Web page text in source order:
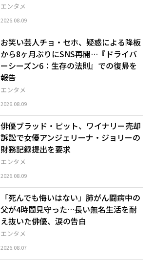
エンタメ
2026.08.09
エンタメ
お笑い芸人チョ・セホ、疑惑による降板
から8ヶ月ぶりにSNS再開…『ドライバ
ーシーズン6：生存の法則』での復帰を
報告
2026.08.09
エンタメ
俳優ブラッド・ピット、ワイナリー売却
訴訟で女優アンジェリーナ・ジョリーの
財務記録提出を要求
2026.08.09
エンタメ
「死んでも悔いはない」肺がん闘病中の
父が4時間見守った…長い無名生活を耐
え抜いた俳優、涙の告白
2026.08.07